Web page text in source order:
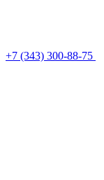
+7 (343) 300-88-75